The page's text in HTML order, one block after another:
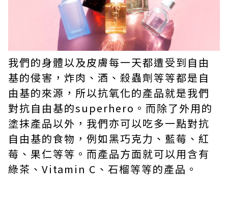
我們的身體以及皮膚每一天都遭受到自由
基的侵害，炸肉、酒、殺蟲劑等等都是自
由基的來源，所以抗氧化的產品就是我們
對抗自由基的superhero。而除了外用的
塗抹產品以外，我們亦可以吃多一點對抗
自由基的食物，例如黑巧克力、藍莓、紅
莓、果仁等等。而產品方面就可以用含有
綠茶、Vitamin C、石榴等等的產品。